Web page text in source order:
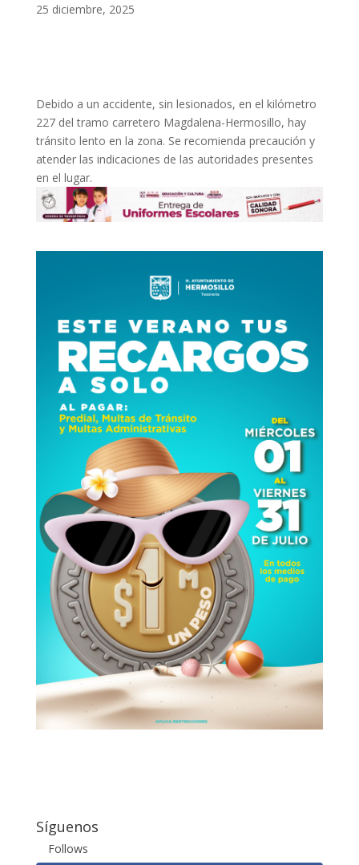
25 diciembre, 2025
Debido a un accidente, sin lesionados, en el kilómetro
227 del tramo carretero Magdalena-Hermosillo, hay
tránsito lento en la zona. Se recomienda precaución y
atender las indicaciones de las autoridades presentes
en el lugar.
Síguenos
Follows